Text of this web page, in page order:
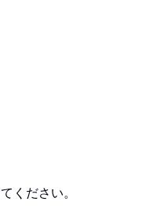
ください。